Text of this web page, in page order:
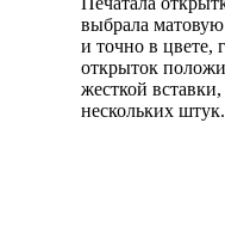
выбрала
и точно в цвете,
открыток
жесткой
нескольких штук.